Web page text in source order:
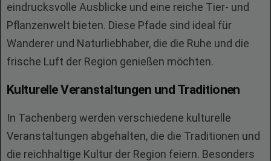
eindrucksvolle Ausblicke und eine reiche Tier- und
Pflanzenwelt bieten. Diese Pfade sind ideal für
Wanderer und Naturliebhaber, die die Ruhe und die
frische Luft der Region genießen möchten.
Kulturelle Veranstaltungen und Traditionen
In Tachenberg werden verschiedene kulturelle
Veranstaltungen abgehalten, die die Traditionen und
die reichhaltige Kultur der Region feiern. Besonders